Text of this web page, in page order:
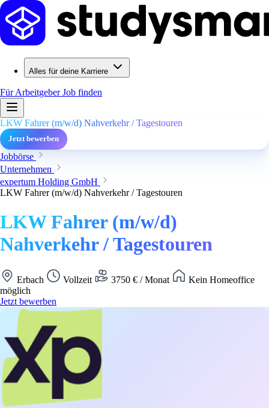
Alles für deine Karriere
Für ArbeitgeberJob finden
LKW Fahrer (m/w/d) Nahverkehr / Tagestouren
Jetzt bewerben
Jobbörse
Unternehmen
expertum Holding GmbH
LKW Fahrer (m/w/d) Nahverkehr / Tagestouren
LKW Fahrer (m/w/d)
Nahverkehr / Tagestouren
Erbach Vollzeit 3750 € / Monat
Kein Homeoffice
möglich
Jetzt bewerben